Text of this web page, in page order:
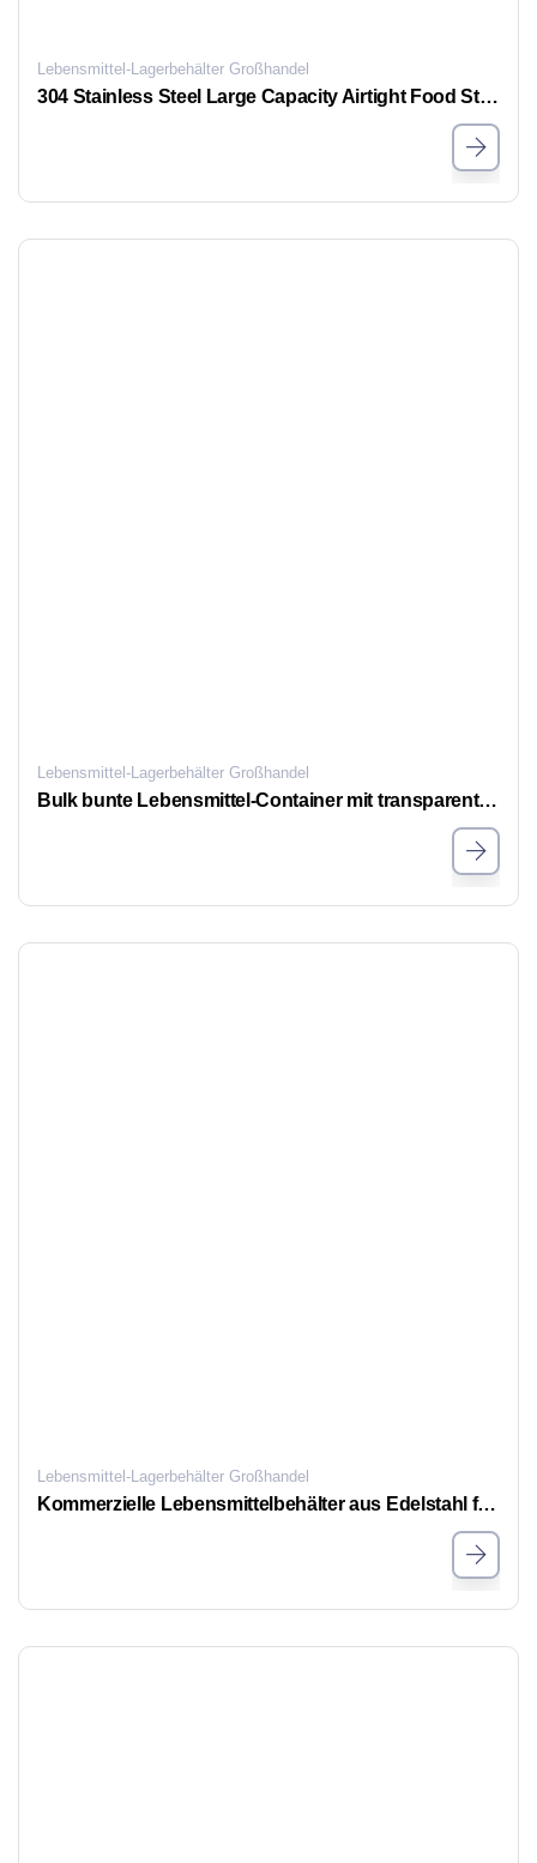
Lebensmittel-Lagerbehälter Großhandel
304 Stainless Steel Large Capacity Airtight Food Storage Containers, Refrigerator Fresh-Keeping Boxes for Kitchen
Lebensmittel-Lagerbehälter Großhandel
Bulk bunte Lebensmittel-Container mit transparentem Deckel Edelstahl und mehrere Spezifikationen
Lebensmittel-Lagerbehälter Großhandel
Kommerzielle Lebensmittelbehälter aus Edelstahl für Hotels und Restaurants in großen Mengen